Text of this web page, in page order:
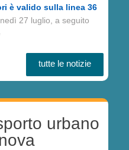
è valido sulla linea 36
27 luglio, a seguito
tutte le notizie
urbano